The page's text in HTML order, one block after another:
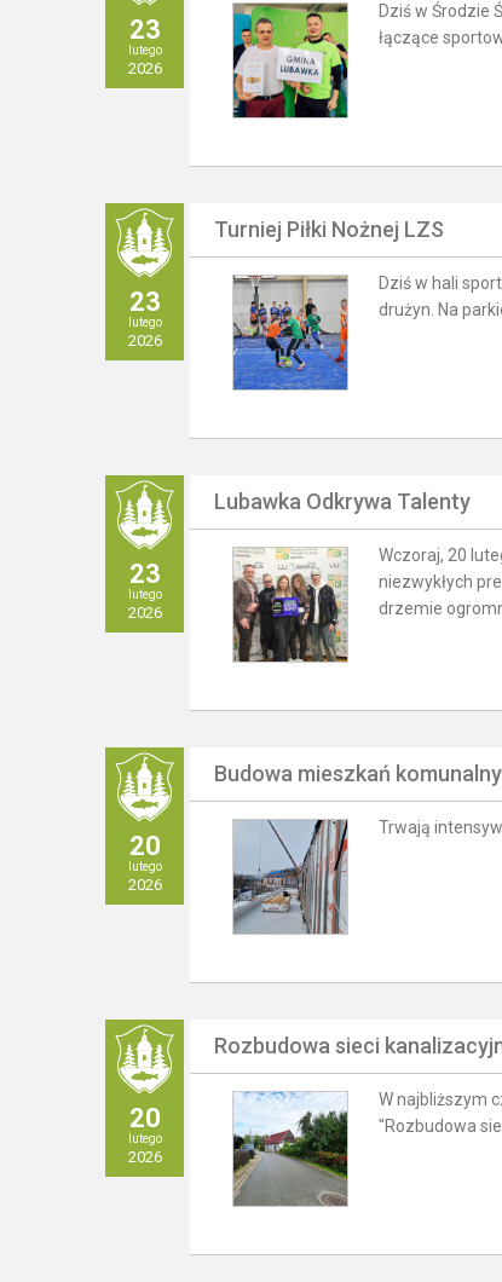
23
lutego
2026
Dziś w Środzie
łączące
23
lutego
2026
Turniej Piłki Nożnej LZS
Dziś w hali
drużyn. Na
23
lutego
2026
Lubawka Odkrywa Talenty
Wczoraj, 20
niezwykłych
drzemie
20
lutego
2026
Budowa mieszkań
Trwają
20
lutego
2026
Rozbudowa sieci
W najbliższym
"Rozbudowa